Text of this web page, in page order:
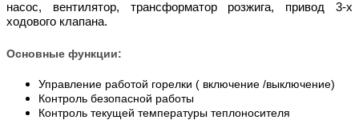
насос, вентилятор, трансформатор розжига, привод 3-х
ходового клапана.
Основные функции:
Управление работой горелки ( включение /выключение)
Контроль безопасной работы
Контроль текущей температуры теплоносителя